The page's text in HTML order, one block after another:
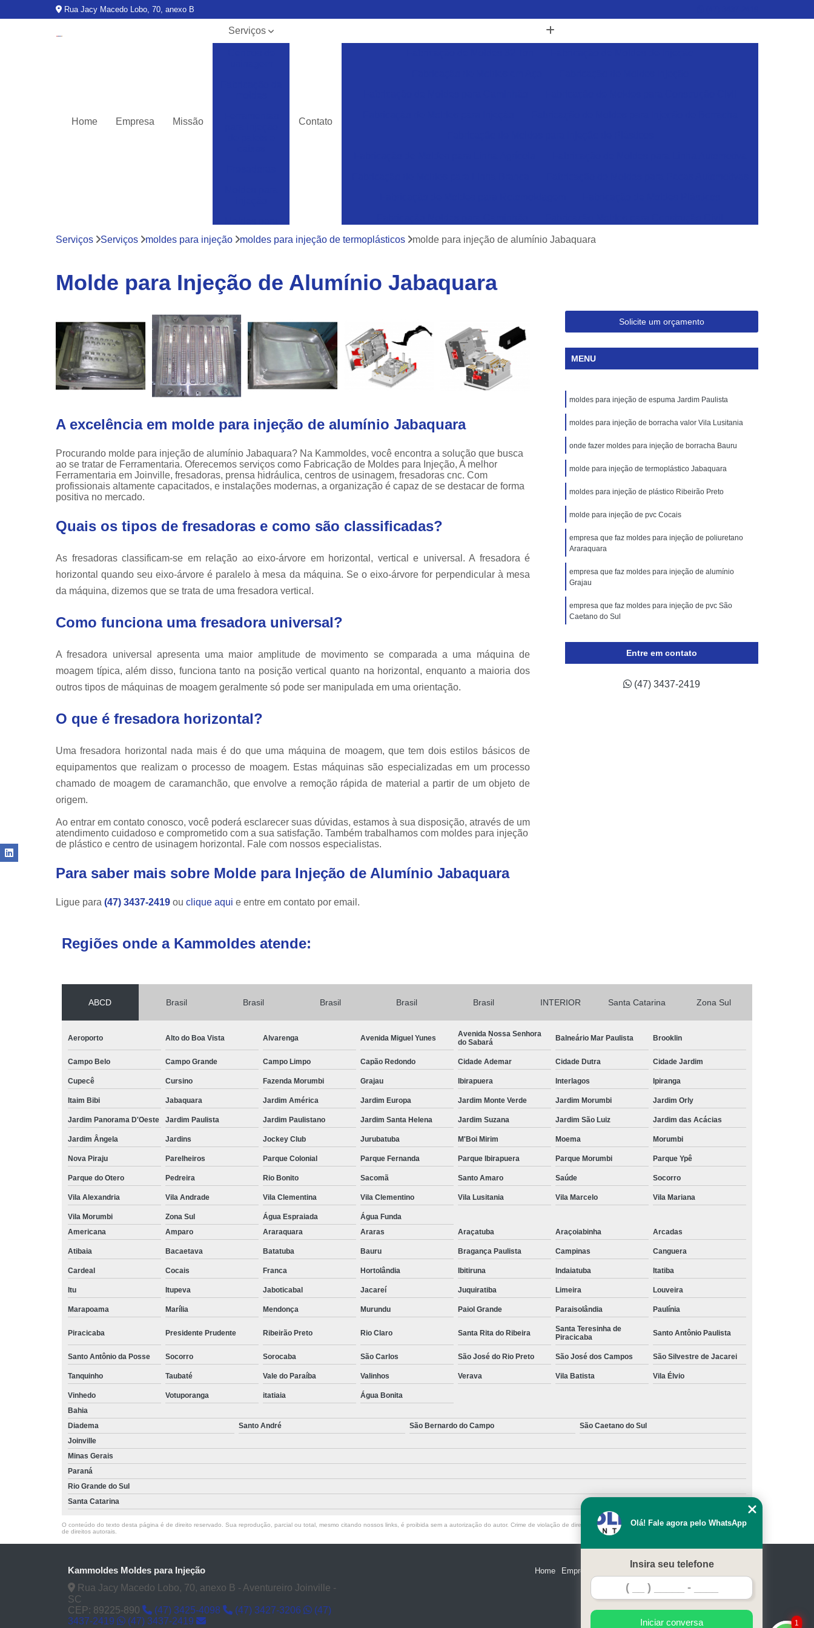
Rua Jacy Macedo Lobo, 70, anexo B
Home Empresa Missão
Serviços
termoplásticos
automotiva
hidráulica
Contato
Ferramentas Industriais para Injeção de Plásticos
Ferramentas para Injeção de Plásticos
Injeção de Plásticos para Caixas
Moldes para Paletes Plásticos
Produção de Moldes para Paletes
Moldes para Injeção de Alumínio
Moldes para Injeção de Borracha
Moldes para Injeção de Espuma
Moldes para Injeção de Poliuretano
Moldes para Injeção de Pvc
Moldes para Injeção de Silicone
Moldes para Injeção de Termoplásticos
Moldes para Injeção Plástica
Moldes para Injeção Termoplásticos
Empresa de Moldes Plasticos
Ferramentas para Moldagem de Plásticos
Injeção de Termoplástico
Moldagem de Peças Plásticas por Injeção
Moldagem por Injeção de Termoplástico
Molde de Injeção Plastica
Molde Plastico Injetado
Moldes para Injeção de Plásticos
Fabricação de Moldes para Indústria Automotiva
Injeção de Termoplástico para Automóveis
Moldes Automotivos
Moldes para Injeção Automotiva
Moldes para Peças Automotivas
Moldes para Peças Plásticas Automotivas
Produção de Moldes para Automóveis
Produção de Moldes para Indústria de Automóveis
Serviços Serviços moldes para injeção moldes para injeção de termoplásticos molde para injeção de alumínio Jabaquara
Molde para Injeção de Alumínio Jabaquara
A excelência em molde para injeção de alumínio Jabaquara
Procurando molde para injeção de alumínio Jabaquara? Na Kammoldes, você encontra a solução que busca
ao se tratar de Ferramentaria. Oferecemos serviços como Fabricação de Moldes para Injeção, A melhor
Ferramentaria em Joinville, fresadoras, prensa hidráulica, centros de usinagem, fresadoras cnc. Com
profissionais altamente capacitados, e instalações modernas, a organização é capaz de se destacar de forma
positiva no mercado.
Quais os tipos de fresadoras e como são classificadas?
As fresadoras classificam-se em relação ao eixo-árvore em horizontal, vertical e universal. A fresadora é
horizontal quando seu eixo-árvore é paralelo à mesa da máquina. Se o eixo-árvore for perpendicular à mesa
da máquina, dizemos que se trata de uma fresadora vertical.
Como funciona uma fresadora universal?
A fresadora universal apresenta uma maior amplitude de movimento se comparada a uma máquina de
moagem típica, além disso, funciona tanto na posição vertical quanto na horizontal, enquanto a maioria dos
outros tipos de máquinas de moagem geralmente só pode ser manipulada em uma orientação.
O que é fresadora horizontal?
Uma fresadora horizontal nada mais é do que uma máquina de moagem, que tem dois estilos básicos de
equipamentos que realizam o processo de moagem. Estas máquinas são especializadas em um processo
chamado de moagem de caramanchão, que envolve a remoção rápida de material a partir de um objeto de
origem.
Ao entrar em contato conosco, você poderá esclarecer suas dúvidas, estamos à sua disposição, através de um
atendimento cuidadoso e comprometido com a sua satisfação. Também trabalhamos com moldes para injeção
de plástico e centro de usinagem horizontal. Fale com nossos especialistas.
Para saber mais sobre Molde para Injeção de Alumínio Jabaquara
Ligue para (47) 3437-2419 ou clique aqui e entre em contato por email.
Solicite um orçamento
MENU
moldes para injeção de espuma Jardim Paulista
moldes para injeção de borracha valor Vila Lusitania
onde fazer moldes para injeção de borracha Bauru
molde para injeção de termoplástico Jabaquara
moldes para injeção de plástico Ribeirão Preto
molde para injeção de pvc Cocais
empresa que faz moldes para injeção de poliuretano
Araraquara
empresa que faz moldes para injeção de alumínio
Grajau
empresa que faz moldes para injeção de pvc São
Caetano do Sul
Entre em contato
(47) 3437-2419
Regiões onde a Kammoldes atende:
ABCD Brasil Brasil Brasil Brasil Brasil INTERIOR Santa Catarina Zona Sul
Aeroporto Alto do Boa Vista Alvarenga Avenida Miguel Yunes
Avenida Nossa Senhora
do Sabará
Balneário Mar Paulista Brooklin
Campo Belo Campo Grande Campo Limpo Capão Redondo Cidade Ademar Cidade Dutra Cidade Jardim
Cupecê Cursino Fazenda Morumbi Grajau Ibirapuera Interlagos Ipiranga
Itaim Bibi Jabaquara Jardim América Jardim Europa Jardim Monte Verde Jardim Morumbi Jardim Orly
Jardim Panorama D'Oeste Jardim Paulista Jardim Paulistano Jardim Santa Helena Jardim Suzana Jardim São Luiz Jardim das Acácias
Jardim Ângela Jardins Jockey Club Jurubatuba M'Boi Mirim Moema Morumbi
Nova Piraju Parelheiros Parque Colonial Parque Fernanda Parque Ibirapuera Parque Morumbi Parque Ypê
Parque do Otero Pedreira Rio Bonito Sacomã Santo Amaro Saúde Socorro
Vila Alexandria Vila Andrade Vila Clementina Vila Clementino Vila Lusitania Vila Marcelo Vila Mariana
Vila Morumbi Zona Sul Água Espraiada
Água Funda
Americana
Amparo Araraquara Araras Araçatuba Araçoiabinha Arcadas
Atibaia Bacaetava Batatuba Bauru Bragança Paulista Campinas Canguera
Cardeal Cocais Franca Hortolândia Ibitiruna Indaiatuba Itatiba
Itu Itupeva Jaboticabal Jacareí Juquiratiba Limeira Louveira
Marapoama Marília Mendonça Murundu Paiol Grande Paraisolândia Paulínia
Piracicaba Presidente Prudente Ribeirão Preto Rio Claro Santa Rita do Ribeira
Santa Teresinha de
Piracicaba
Santo Antônio Paulista
Santo Antônio da Posse Socorro Sorocaba São Carlos São José do Rio Preto São José dos Campos São Silvestre de Jacarei
Tanquinho Taubaté Vale do Paraíba Valinhos Verava Vila Batista Vila Élvio
Vinhedo Votuporanga itatiaia
Água Bonita
Bahia
Diadema
Santo André São Bernardo do Campo
São Caetano do Sul
Joinville
Minas Gerais
Paraná
Rio Grande do Sul
Santa Catarina
O conteúdo do texto desta página é de direito reservado. Sua reprodução, parcial ou total, mesmo citando nossos links, é proibida sem a autorização do autor. Crime de violação de direito autoral – artigo 184 do Código Penal –Lei 9610/98 - Lei
de direitos autorais
Kammoldes Moldes para Injeção
Rua Jacy Macedo Lobo, 70, anexo B - Aventureiro Joinville -
SC
CEP: 89225-890
(47) 3425-4098 (47) 3427-3206
(47)
3437-2419
(47) 3437-2419
Home Empresa Serviços Contato Mapa do site
1
Olá! Fale agora pelo WhatsApp
Insira seu telefone
Iniciar conversa